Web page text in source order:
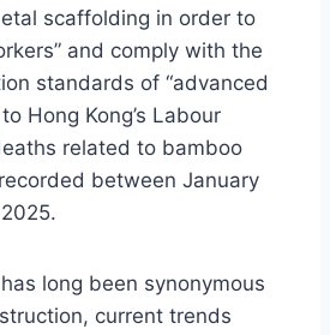
scaffolding in order to
and comply with the
standards of “advanced
Hong Kong’s Labour
related to bamboo
between January
long been synonymous
current trends